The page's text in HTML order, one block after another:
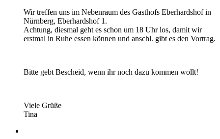
Wir treffen uns im Nebenraum des Gasthofs Eberhardshof in
Nürnberg, Eberhardshof 1.
Achtung, diesmal geht es schon um 18 Uhr los, damit wir
erstmal in Ruhe essen können und anschl. gibt es den Vortrag.
Bitte gebt Bescheid, wenn ihr noch dazu kommen wollt!
Viele Grüße
Tina